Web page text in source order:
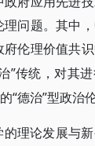
理问题。其中
伦理价值共识
”传统，对其
“德治”型政治
的理论发展与